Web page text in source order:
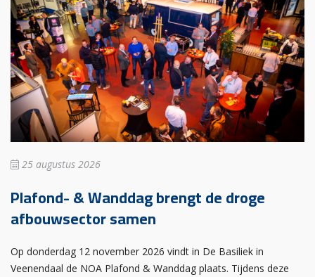
25 augustus 2026
Plafond- & Wanddag brengt de droge
afbouwsector samen
Op donderdag 12 november 2026 vindt in De Basiliek in
Veenendaal de NOA Plafond & Wanddag plaats. Tijdens deze